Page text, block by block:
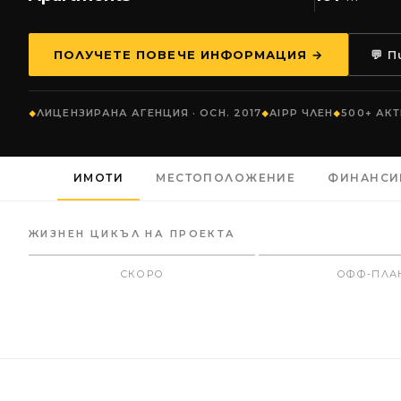
ПОЛУЧЕТЕ ПОВЕЧЕ ИНФОРМАЦИЯ → 💬
ЛИЦЕНЗИРАНА АГЕНЦИЯ · ОСН. 2017 AIPP ЧЛЕН 500+
ИМОТИ МЕСТОПОЛОЖЕНИЕ
ЖИЗНЕН ЦИКЪЛ НА ПРОЕКТА
СКОРО ОФФ-